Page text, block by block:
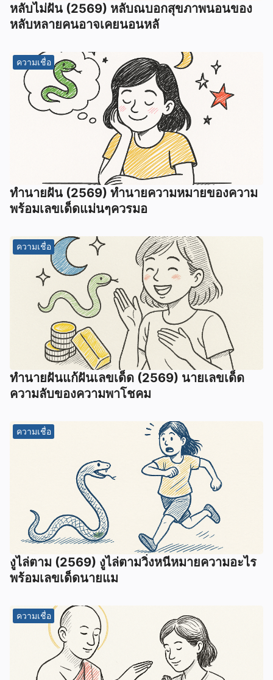
หลับไม่ฝัน (2569) หลับณบอกสุขภาพนอนของ
หลับหลายคนอาจเคยนอนหลั
ความเชื่อ
ทํานายฝัน (2569) ทํานายความหมายของความ
พร้อมเลขเด็ดแม่นๆควรมอ
ความเชื่อ
ทํานายฝันแก้ฝันเลขเด็ด (2569) นายเลขเด็ด
ความลับของความพาโชคม
ความเชื่อ
งูไล่ตาม (2569) งูไล่ตามวิ่งหนีหมายความอะไร
พร้อมเลขเด็ดนายแม
ความเชื่อ